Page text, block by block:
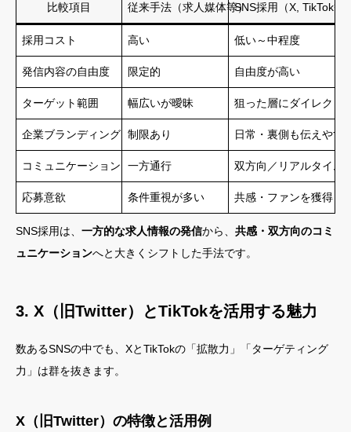
比較項目 従来手法（求人媒体等）SNS採用（X, TikTok等
採用コスト 高い 低い～中程度
発信内容の自由度 限定的 自由度が高い
ターゲット範囲 幅広いが曖昧 狙った層にダイレクト
企業ブランディング 制限あり 日常・裏側も伝えやす
コミュニケーション 一方通行 双方向／リアルタイム
応募意欲 条件重視が多い 共感・ファンを獲得し
SNS採用は、 一方的な求人情報の発信から、 共感・双方向のコミ
ュニケーションへと大きくシフトした手法です。
3. X（旧Twitter）とTikTokを活用する魅力
数あるSNSの中でも、XとTikTokの「拡散力」「ターゲティング
力」は群を抜きます。
X（旧Twitter）の特徴と活用例